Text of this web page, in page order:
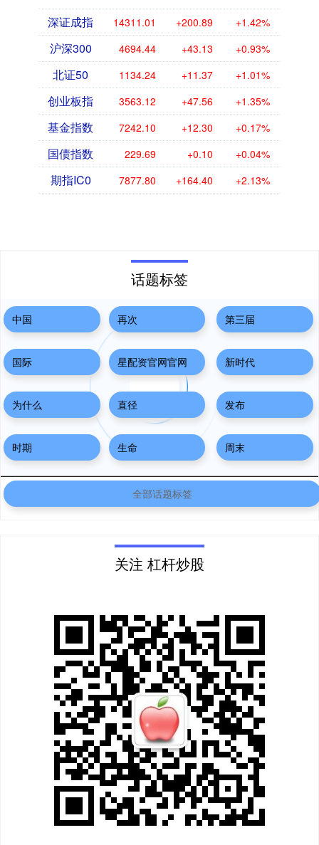
深证成指 14311.01 +200.89 +1.42%
沪深300 4694.44 +43.13 +0.93%
北证50 1134.24 +11.37 +1.01%
创业板指 3563.12 +47.56 +1.35%
基金指数 7242.10 +12.30 +0.17%
国债指数 229.69 +0.10 +0.04%
期指IC0 7877.80 +164.40 +2.13%
话题标签
中国 再次 第三届
国际 星配资官网官网 新时代
为什么 直径 发布
时期 生命 周末
全部话题标签
关注 杠杆炒股